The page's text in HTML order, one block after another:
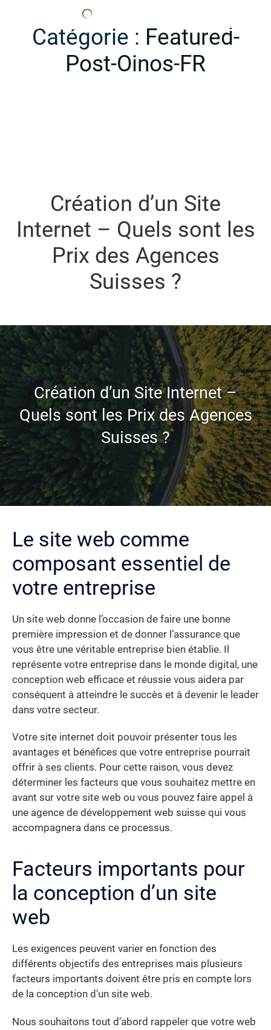
Catégorie : Featured-
Post-Oinos-FR
Création d’un Site
Internet – Quels sont les
Prix des Agences
Suisses ?
Création d’un Site Internet –
Quels sont les Prix des Agences
Suisses ?
Le site web comme
composant essentiel de
votre entreprise
Un site web donne l’occasion de faire une bonne
première impression et de donner l’assurance que
vous être une véritable entreprise bien établie. Il
représente votre entreprise dans le monde digital, une
conception web efficace et réussie vous aidera par
conséquent à atteindre le succès et à devenir le leader
dans votre secteur.
Votre site internet doit pouvoir présenter tous les
avantages et bénéfices que votre entreprise pourrait
offrir à ses clients. Pour cette raison, vous devez
déterminer les facteurs que vous souhaitez mettre en
avant sur votre site web ou vous pouvez faire appel à
une agence de développement web suisse qui vous
accompagnera dans ce processus.
Facteurs importants pour
la conception d’un site
web
Les exigences peuvent varier en fonction des
différents objectifs des entreprises mais plusieurs
facteurs importants doivent être pris en compte lors
de la conception d’un site web.
Nous souhaitons tout d’abord rappeler que votre web